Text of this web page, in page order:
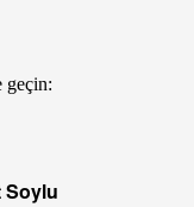
geçin:
Soylu